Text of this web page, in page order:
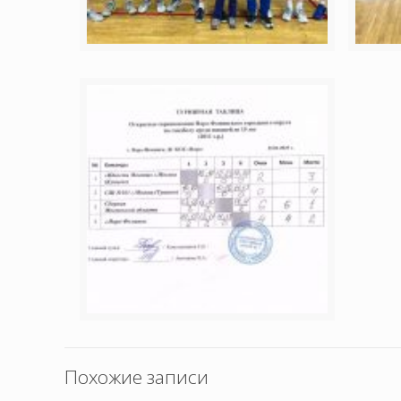
Похожие записи